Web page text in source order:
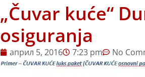
„Čuvar kuće“
osiguranja
април 5, 2016 7:23 pm No